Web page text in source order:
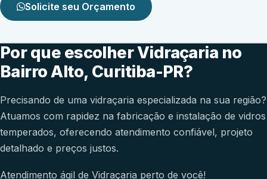
Solicite seu Orçamento
Por que escolher Vidraçaria no
Bairro Alto, Curitiba-PR?
Precisando de uma vidraçaria especializada na sua região?
Atuamos com rapidez na fabricação e instalação de vidros
temperados, oferecendo atendimento confiável, projeto
detalhado e preços justos.
Atendimento ágil de Vidraçaria perto de você!